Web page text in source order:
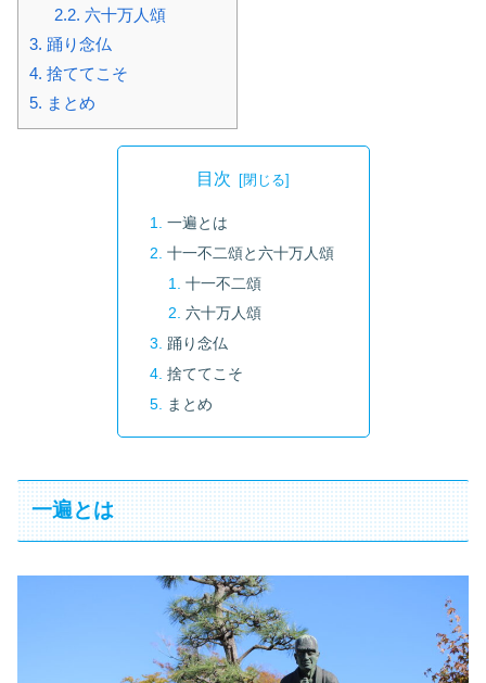
2.2. 六十万人頌
3. 踊り念仏
4. 捨ててこそ
5. まとめ
目次
一遍とは
十一不二頌と六十万人頌
十一不二頌
六十万人頌
踊り念仏
捨ててこそ
まとめ
一遍とは